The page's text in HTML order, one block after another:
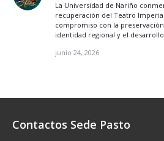
La Universidad de Nariño
recuperación del Teatro
compromiso con la
identidad regional y el
junio 24, 2026
Contactos Sede Pasto